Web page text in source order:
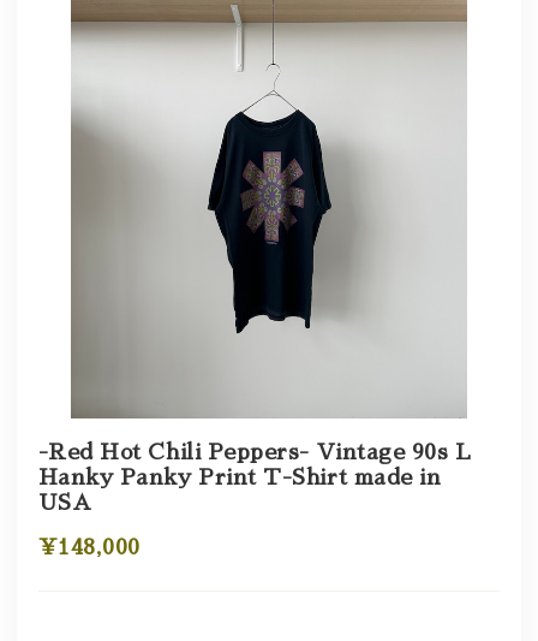
-Red Hot Chili Peppers- Vintage 90s L
Hanky Panky Print T-Shirt made in
USA
¥148,000